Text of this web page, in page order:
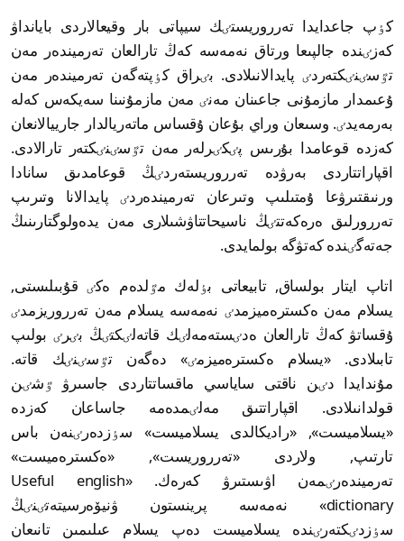
كٶپ جاعدايدا تەرروريستٸك سيپاتى بار وقيعالاردى بايانداۋ
كەزٸندە جالپىعا ورتاق نەمەسە كەڭ تارالعان تەرميندەر مەن
تٷسٸنٸكتەردٸ پايدالانىلادى. بٸراق كٶپتەگەن تەرميندەر مەن
ۇعىمدار مازمۇنى جاعىنان مەنٸ مەن مازمۇنىنا سەيكەس كەلە
بەرمەيدٸ. وسىعان وراي بۇعان ۇقساس ماتەريالدار جارييالانعان
كەزدە قوعامدا بۇرىس پٸكٸرلەر مەن تٷسٸنٸكتەر تارالادى.
اقپاراتتاردى بەرۋدە تەرروريستەردٸڭ قوعامدىق سانادا
ورنىقتىرۋعا ۇمتىلىپ وتىرعان تەرميندەردٸ پايدالانا وتىرىپ
تەررورلىق ەرەكەتتٸڭ ناسيحاتتاۋشىلارى مەن يدەولوگتارىنىڭ
جەتەگٸندە كەتۋگە بولمايدى.
اتاپ ايتار بولساق, تابيعاتى بٶلەك مٷلدەم ەكٸ قۇبىلىستى,
يسلام مەن ەكسترەميزمدٸ نەمەسە يسلام مەن تەرروريزمدٸ
ۇقساتۋ كەڭ تارالعان ەدٸستەمەلٸك قاتەلٸكتٸڭ بٸرٸ بولىپ
تابىلادى. «يسلام ەكسترەميزمٸ» دەگەن تٷسٸنٸك قاتە.
مۇندايدا دٸن ناقتى ساياسي ماقساتتاردى جاسىرۋ ٷشٸن
قولدانىلادى. اقپاراتتىق مەلٸمدەمە جاساعان كەزدە
«يسلاميست», «راديكالدى يسلاميست» سٶزدەرٸنەن باس
تارتىپ, ولاردى «تەرروريست», «ەكسترەميست»
تەرميندەرٸمەن اۋىستىرۋ كەرەك. «Useful english
dictionary» نەمەسە پرينستون ۋنيۆەرسيتەتٸنٸڭ
سٶزدٸكتەرٸندە يسلاميست دەپ يسلام عىلىمىن تانىعان